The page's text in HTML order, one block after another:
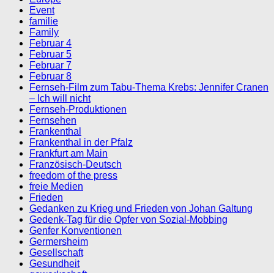
Event
familie
Family
Februar 4
Februar 5
Februar 7
Februar 8
Fernseh-Film zum Tabu-Thema Krebs: Jennifer Cranen
– Ich will nicht
Fernseh-Produktionen
Fernsehen
Frankenthal
Frankenthal in der Pfalz
Frankfurt am Main
Französisch-Deutsch
freedom of the press
freie Medien
Frieden
Gedanken zu Krieg und Frieden von Johan Galtung
Gedenk-Tag für die Opfer von Sozial-Mobbing
Genfer Konventionen
Germersheim
Gesellschaft
Gesundheit